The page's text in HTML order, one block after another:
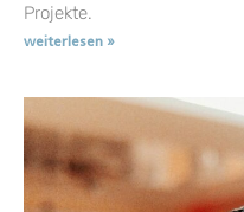
Projekte.
weiterlesen »